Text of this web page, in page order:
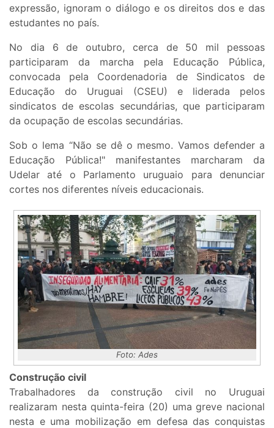
expressão, ignoram o diálogo e os direitos dos e das
estudantes no país.
No dia 6 de outubro, cerca de 50 mil pessoas
participaram da marcha pela Educação Pública,
convocada pela Coordenadoria de Sindicatos de
Educação do Uruguai (CSEU) e liderada pelos
sindicatos de escolas secundárias, que participaram
da ocupação de escolas secundárias.
Sob o lema “Não se dê o mesmo. Vamos defender a
Educação Pública!" manifestantes marcharam da
Udelar até o Parlamento uruguaio para denunciar
cortes nos diferentes níveis educacionais.
Foto: Ades
Construção civil
Trabalhadores da construção civil no Uruguai
realizaram nesta quinta-feira (20) uma greve nacional
nesta e uma mobilização em defesa das conquistas